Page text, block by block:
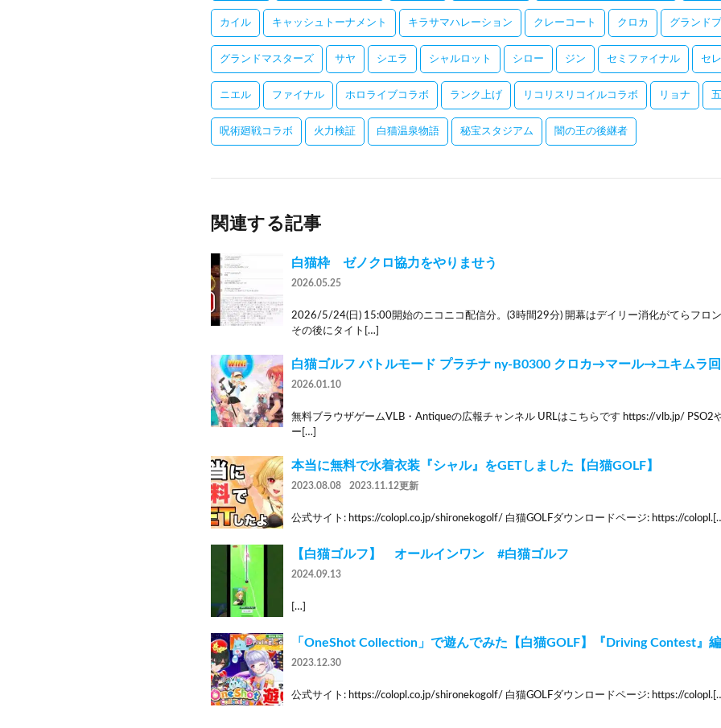
カイル キャッシュトーナメント キラサマハレーション クレーコート クロカ グランド
グランドマスターズ サヤ シエラ シャルロット シロー ジン セミファイナル セ
ニエル ファイナル ホロライブコラボ ランク上げ リコリスリコイルコラボ リョナ
呪術廻戦コラボ 火力検証 白猫温泉物語 秘宝スタジアム 闇の王の後継者
関連する記事
白猫枠 ゼノクロ協力をやりませう
2026.05.25
2026/5/24(日) 15:00開始のニコニコ配信分。(3時間29分) 開幕はデイリー消化がてらフロ
その後にタイト[…]
白猫ゴルフ バトルモード プラチナ ny-B0300 クロカ→マール→ユキムラ回
2026.01.10
無料ブラウザゲームVLB・Antiqueの広報チャンネル URLはこちらです https://vlb.jp/ PSO2
ー[…]
本当に無料で水着衣装『シャル』をGETしました【白猫GOLF】
2023.08.08 2023.11.12更新
公式サイト: https://colopl.co.jp/shironekogolf/ 白猫GOLFダウンロードページ: https://
【白猫ゴルフ】 オールインワン #白猫ゴルフ
2024.09.13
[…]
「OneShot Collection」で遊んでみた【白猫GOLF】『Driving Contest』編
2023.12.30
公式サイト: https://colopl.co.jp/shironekogolf/ 白猫GOLFダウンロードページ: https://